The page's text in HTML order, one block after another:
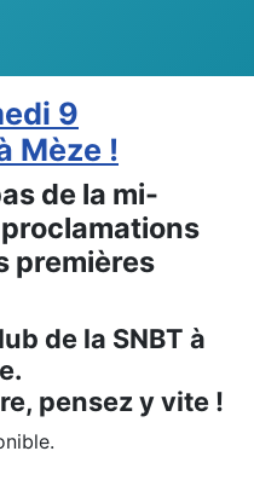
9
Mèze !
de la mi-
premières
de la SNBT à
pensez y vite !